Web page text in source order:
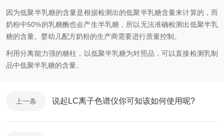
因为低聚半乳糖的含量是根据检测出的低聚半乳糖含量来计算的，而
奶粉中50%的乳糖酶也会产生半乳糖，所以无法准确检测出低聚半乳
糖的含量。婴幼儿配方奶粉的生产商需要进行质量控制。
利用分离能力强的糖柱，以低聚半乳糖为对照品，可以直接检测乳制
品中低聚半乳糖的含量。
上一条 说起LC离子色谱仪你可知该如何使用呢?